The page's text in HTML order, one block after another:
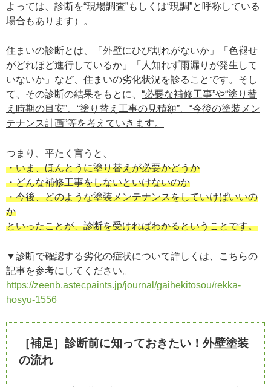
よっては、診断を“現場調査”もしくは“現調”と呼称している
場合もあります）。
住まいの診断とは、「外壁にひび割れがないか」「色褪せ
がどれほど進行しているか」「人知れず雨漏りが発生して
いないか」など、住まいの劣化状況を診ることです。そし
て、その診断の結果をもとに、 “必要な補修工事”や“塗り替
え時期の目安”、“塗り替え工事の見積額”、“今後の塗装メン
テナンス計画”等を考えていきます。
つまり、平たく言うと、
・いま、ほんとうに塗り替えが必要かどうか
・どんな補修工事をしないといけないのか
・今後、どのような塗装メンテナンスをしていけばいいの
か
といったことが、診断を受ければわかるということです。
▼診断で確認する劣化の症状について詳しくは、こちらの
記事を参考にしてください。
https://zeenb.astecpaints.jp/journal/gaihekitosou/rekka-
hosyu-1556
［補足］診断前に知っておきたい！外壁塗装
の流れ